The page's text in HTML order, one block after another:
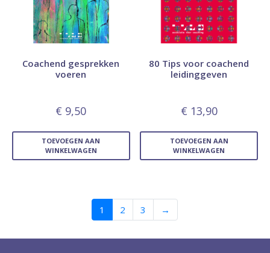
Coachend gesprekken
voeren
€ 9,50
TOEVOEGEN AAN
WINKELWAGEN
80 Tips voor coachend
leidinggeven
€ 13,90
TOEVOEGEN AAN
WINKELWAGEN
1 2 3 →